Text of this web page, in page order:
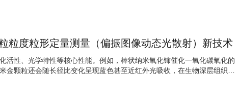
粒度粒形定量测量（偏振图像动态光散射）新技术
活性、光学特性等核心性能。例如，棒状纳米氧化铈催化一氧化碳氧化的
金颗粒还会随长径比变化呈现蓝色甚至近红外光吸收，在生物深层组织光